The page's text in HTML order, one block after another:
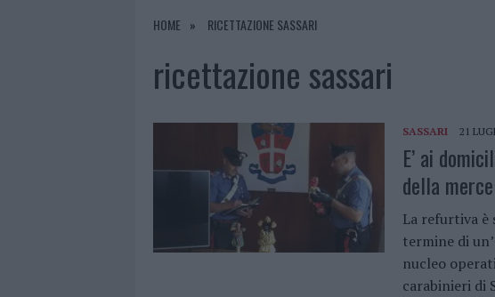
7 AGOSTO 2026 | MONTE PINO, LA FINE DI UN LUNGO DOLORE: STORIA E
HOME RICETTAZIONE SASSARI
ricettazione sassari
SASSARI 21
E’ ai
della
La refurtiva
termine di
nucleo
carabinieri di